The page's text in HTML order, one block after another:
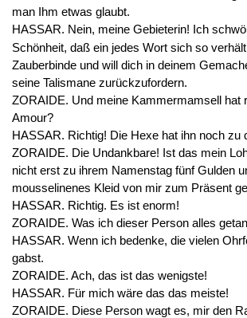
man Ihm etwas glaubt.
HASSAR. Nein, meine Gebieterin! Ich
Schönheit, daß ein jedes Wort sich so
Zauberbinde und will dich in deinem
seine Talismane zurückzufordern.
ZORAIDE. Und meine Kammermamsell hat
Amour?
HASSAR. Richtig! Die Hexe hat ihn noch zu
ZORAIDE. Die Undankbare! Ist das mein
nicht erst zu ihrem Namenstag fünf Gulden
mousselinenes Kleid von mir zum Präsent
HASSAR. Richtig. Es ist enorm!
ZORAIDE. Was ich dieser Person alles
HASSAR. Wenn ich bedenke, die vielen
gabst.
ZORAIDE. Ach, das ist das wenigste!
HASSAR. Für mich wäre das das meiste!
ZORAIDE. Diese Person wagt es, mir den